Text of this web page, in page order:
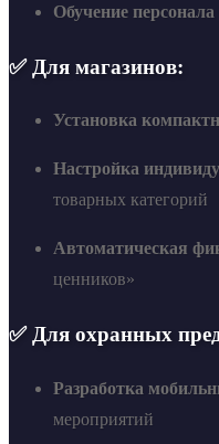
Обучение персонала
✅ Для магазинов:
Установка
Настройка
товарных категорий
Автоматическая
ценников»
✅ Для охранных
Разработка
мероприятий